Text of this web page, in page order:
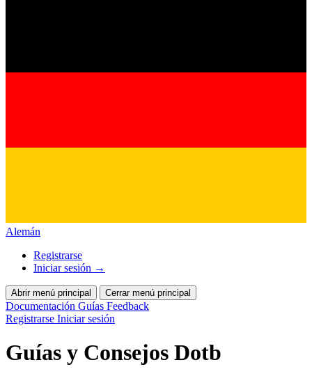
Alemán
Registrarse
Iniciar sesión →
Abrir menú principal Cerrar menú principal
Documentación Guías Feedback
Registrarse Iniciar sesión
Guías y Consejos Dotb